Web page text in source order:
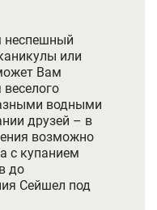
неспешный
или
Вам
водными
друзей – в
возможно
с купанием
до
Сейшел под